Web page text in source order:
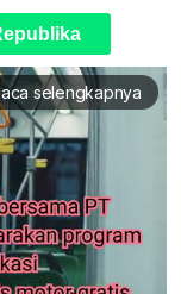
selengkapnya